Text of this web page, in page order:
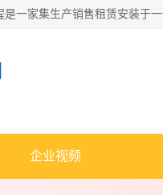
企业视频